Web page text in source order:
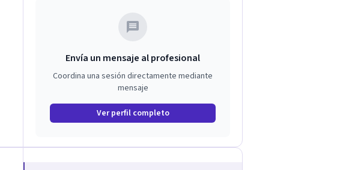
Envía un mensaje al profesional
Coordina una sesión directamente mediante
mensaje
Ver perfil completo